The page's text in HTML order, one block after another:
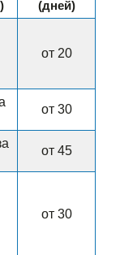
(дней)
от 20
от 30
от 45
от 30